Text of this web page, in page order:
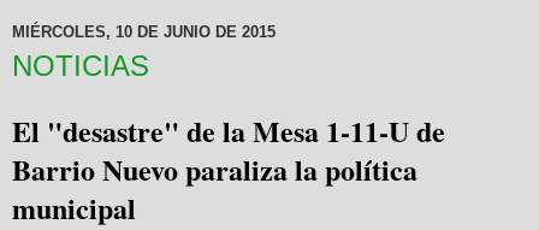
MIÉRCOLES, 10 DE JUNIO DE 2015
NOTICIAS
El "desastre" de la Mesa 1-11-U de
Barrio Nuevo paraliza la política
municipal